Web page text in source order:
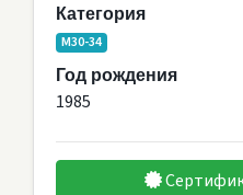
Категория
M30-34
Год рождения
1985